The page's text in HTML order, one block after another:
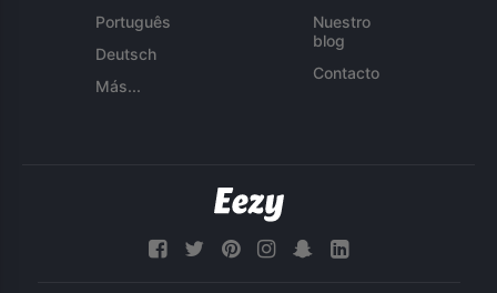
Português
Deutsch
Más...
Nuestro
blog
Contacto